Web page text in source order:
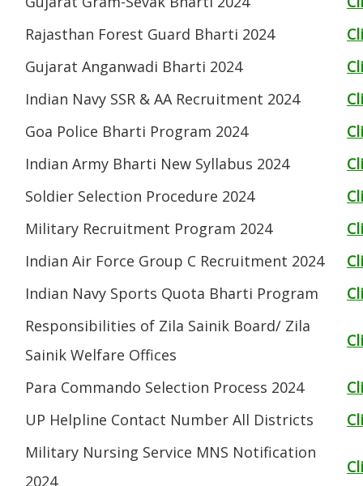
Rajasthan Forest Guard Bharti 2024
Gujarat Anganwadi Bharti 2024
Indian Navy SSR & AA Recruitment 2024
Goa Police Bharti Program 2024
Indian Army Bharti New Syllabus 2024
Soldier Selection Procedure 2024
Military Recruitment Program 2024
Indian Air Force Group C Recruitment 2024
Indian Navy Sports Quota Bharti Program
Responsibilities of Zila Sainik Board/ Zila
Sainik Welfare Offices
Para Commando Selection Process 2024
UP Helpline Contact Number All Districts
Military Nursing Service MNS Notification
2024